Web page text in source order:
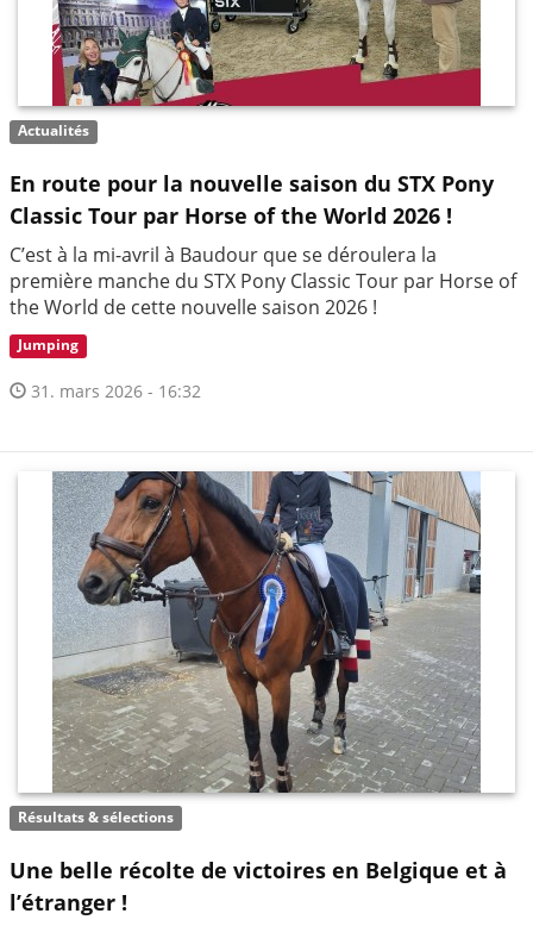
Actualités
En route pour la nouvelle saison du STX Pony
Classic Tour par Horse of the World 2026 !
C’est à la mi-avril à Baudour que se déroulera la
première manche du STX Pony Classic Tour par Horse of
the World de cette nouvelle saison 2026 !
Jumping
31. mars 2026 - 16:32
Résultats & sélections
Une belle récolte de victoires en Belgique et à
l’étranger !